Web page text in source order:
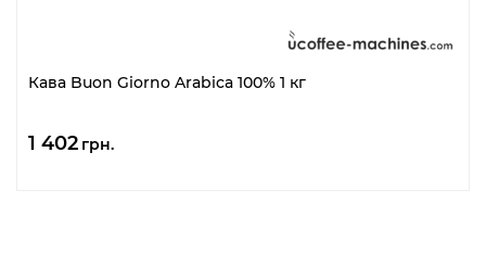
Кава Buon Giorno Arabica 100% 1 кг
1 402 грн.